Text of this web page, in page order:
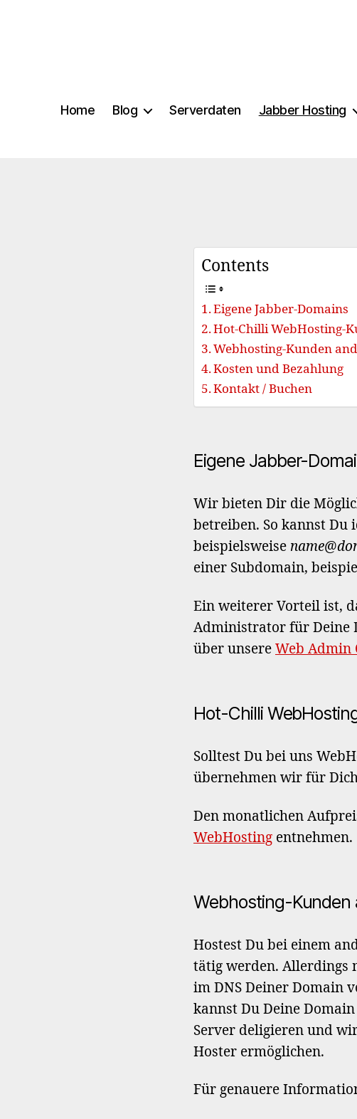
Home Blog Serverdaten Jabber Hosting
Contents
Eigene Jabber-Domains
Hot-Chilli WebHosting-
Webhosting-Kunden
Kosten und Bezahlung
Kontakt / Buchen
Eigene Jabber-
Wir bieten Dir die
betreiben. So kannst Du
beispielsweise
einer Subdomain,
Ein weiterer Vorteil ist,
Administrator für Deine
über unsere Web Admin
Hot-Chilli
Solltest Du bei uns
übernehmen wir für
Den monatlichen
WebHosting entnehmen.
Webhosting-Kunden
Hostest Du bei einem
tätig werden. Allerdings
im DNS Deiner Domain
kannst Du Deine
Server deligieren und
Hoster ermöglichen.
Für genauere